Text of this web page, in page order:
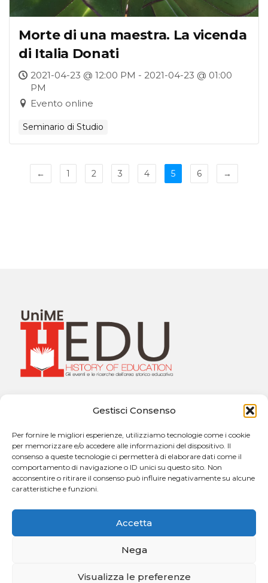
Gestisci Consenso
Per fornire le migliori esperienze, utilizziamo tecnologie come i cookie
per memorizzare e/o accedere alle informazioni del dispositivo. Il
consenso a queste tecnologie ci permetterà di elaborare dati come il
comportamento di navigazione o ID unici su questo sito. Non
acconsentire o ritirare il consenso può influire negativamente su alcune
caratteristiche e funzioni.
Accetta
Nega
Visualizza le preferenze
Morte di una maestra. La vicenda
di Italia Donati
2021-04-23 @ 12:00 PM - 2021-04-23 @ 01:00
PM
Evento online
Seminario di Studio
← 1 2 3 4 5 6 →
Dipartimento di Scienze Cognitive, Psicologiche,
Sezione di Pedagogia “Giuseppe Catalfamo”
Via Concezione, n. 8 – 98121 Messina